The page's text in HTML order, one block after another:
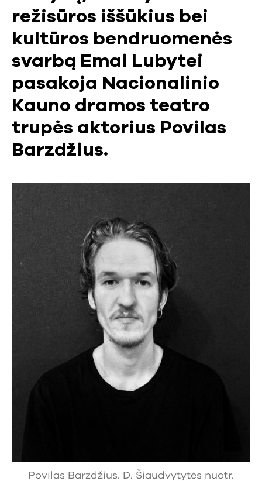
režisūros iššūkius bei
kultūros bendruomenės
svarbą Emai Lubytei
pasakoja Nacionalinio
Kauno dramos teatro
trupės aktorius Povilas
Barzdžius.
Povilas Barzdžius. D. Šiaudvytytės nuotr.